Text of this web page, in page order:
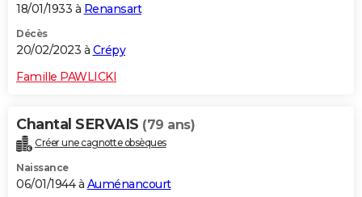
18/01/1933 à Renansart
Décès
20/02/2023 à Crépy
Famille PAWLICKI
Chantal SERVAIS (79 ans)
Créer une cagnotte obsèques
Naissance
06/01/1944 à Auménancourt